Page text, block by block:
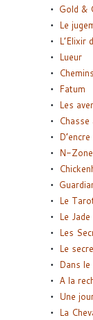
Gold &
Le
L’Elixir
Lueur
Fatum
Les
Chasse
N-
Le
Le
Les
Le
Dans le
A la
Une
La